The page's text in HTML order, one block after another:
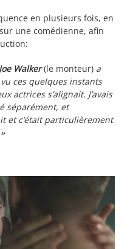
en plusieurs fois, en
une comédienne, afin
Joe Walker(le monteur) a
ces quelques instants
actrices s’alignait. J’avais
séparément, et
et c’était particulièrement